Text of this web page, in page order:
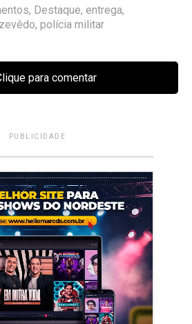
, Destaque, entrega,
, polícia militar
para comentar
PUBLICIDADE